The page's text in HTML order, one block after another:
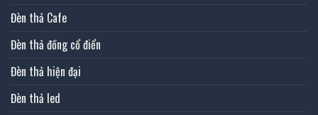
Đèn thả Cafe
Đèn thả đồng cổ điển
Đèn thả hiện đại
Đèn thả led